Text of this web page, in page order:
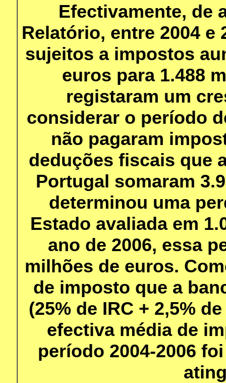
Efectivamente, de
Relatório, entre 2004 e
sujeitos a impostos
euros para 1.488
registaram um
considerar o período
não pagaram
deduções fiscais que
Portugal somaram
determinou uma
Estado avaliada em
ano de 2006, essa
milhões de euros.
de imposto que a
(25% de IRC + 2,5%
efectiva média de
período 2004-2006